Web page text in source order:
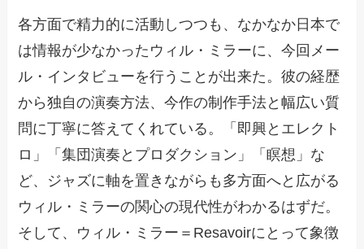
各方面で精力的に活動しつつも、なかなか日本で
は情報が少なかったウィル・ミラーに、今回メー
ル・インタビューを行うことが出来た。彼の経歴
から独自の演奏方法、今作の制作手法と幅広い質
問に丁寧に答えてくれている。「即興とエレクト
ロ」「集団演奏とプロダクション」「瞑想」な
ど、ジャズに軸を置きながらも多方面へと広がる
ウィル・ミラーの関心の現代性がわかるはずだ。
そして、ウィル・ミラー＝Resavoirにとって象徴